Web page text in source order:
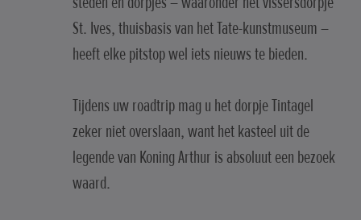
St. Ives, thuisbasis van het Tate-kunstmuseum –
heeft elke pitstop wel iets nieuws te bieden.
Tijdens uw roadtrip mag u het dorpje Tintagel
zeker niet overslaan, want het kasteel uit de
legende van Koning Arthur is absoluut een bezoek
waard.